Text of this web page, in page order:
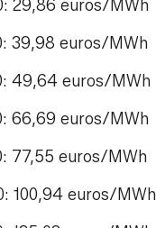
29,86 euros/MWh
39,98 euros/MWh
49,64 euros/MWh
66,69 euros/MWh
77,55 euros/MWh
100,94 euros/MWh